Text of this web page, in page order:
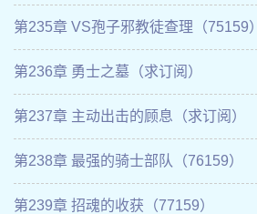
第235章 VS孢子邪教徒查理（75159）
第236章 勇士之墓（求订阅）
第237章 主动出击的顾息（求订阅）
第238章 最强的骑士部队（76159）
第239章 招魂的收获（77159）